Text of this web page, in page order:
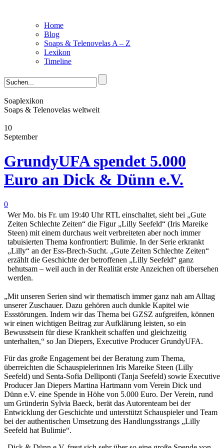
Home
Blog
Soaps & Telenovelas A – Z
Lexikon
Timeline
Soaplexikon
Soaps & Telenovelas weltweit
10
September
GrundyUFA spendet 5.000
Euro an Dick & Dünn e.V.
0
Wer Mo. bis Fr. um 19:40 Uhr RTL einschaltet, sieht bei „Gute
Zeiten Schlechte Zeiten“ die Figur „Lilly Seefeld“ (Iris Mareike
Steen) mit einem durchaus weit verbreiteten aber noch immer
tabuisierten Thema konfrontiert: Bulimie. In der Serie erkrankt
„Lilly“ an der Ess-Brech-Sucht. „Gute Zeiten Schlechte Zeiten“
erzählt die Geschichte der betroffenen „Lilly Seefeld“ ganz
behutsam – weil auch in der Realität erste Anzeichen oft übersehen
werden.
„Mit unseren Serien sind wir thematisch immer ganz nah am Alltag
unserer Zuschauer. Dazu gehören auch dunkle Kapitel wie
Essstörungen. Indem wir das Thema bei GZSZ aufgreifen, können
wir einen wichtigen Beitrag zur Aufklärung leisten, so ein
Bewusstsein für diese Krankheit schaffen und gleichzeitig
unterhalten,“ so Jan Diepers, Executive Producer GrundyUFA.
Für das große Engagement bei der Beratung zum Thema,
überreichten die Schauspielerinnen Iris Mareike Steen (Lilly
Seefeld) und Senta-Sofia Delliponti (Tanja Seefeld) sowie Executive
Producer Jan Diepers Martina Hartmann vom Verein Dick und
Dünn e.V. eine Spende in Höhe von 5.000 Euro. Der Verein, rund
um Gründerin Sylvia Baeck, berät das Autorenteam bei der
Entwicklung der Geschichte und unterstützt Schauspieler und Team
bei der authentischen Umsetzung des Handlungsstrangs „Lilly
Seefeld hat Bulimie“.